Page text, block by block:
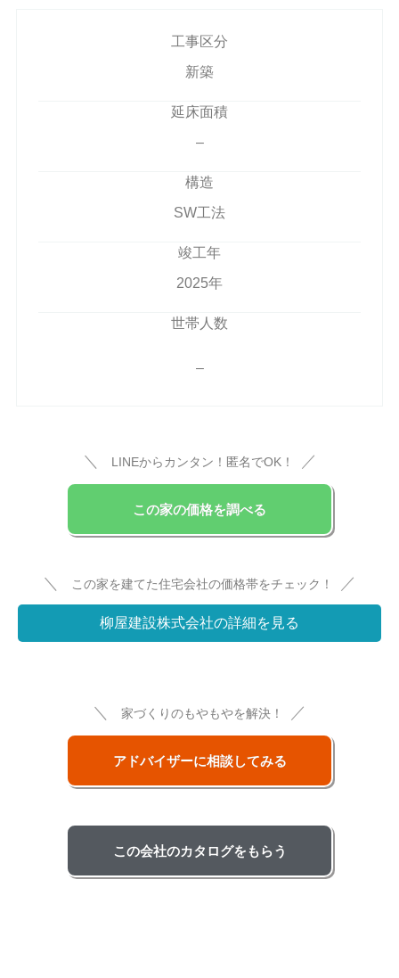
工事区分
新築
延床面積
–
構造
SW工法
竣工年
2025年
世帯人数
–
＼ LINEからカンタン！匿名でOK！ ／
この家の価格を調べる
＼ この家を建てた住宅会社の価格帯をチェック！ ／
柳屋建設株式会社の詳細を見る
＼ 家づくりのもやもやを解決！ ／
アドバイザーに相談してみる
この会社のカタログをもらう